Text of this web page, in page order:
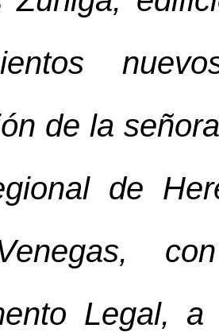
de la
de
Legal,